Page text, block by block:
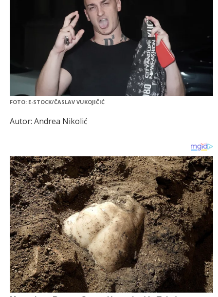
FOTO: E-STOCK/ČASLAV VUKOJIČIĆ
Autor: Andrea Nikolić